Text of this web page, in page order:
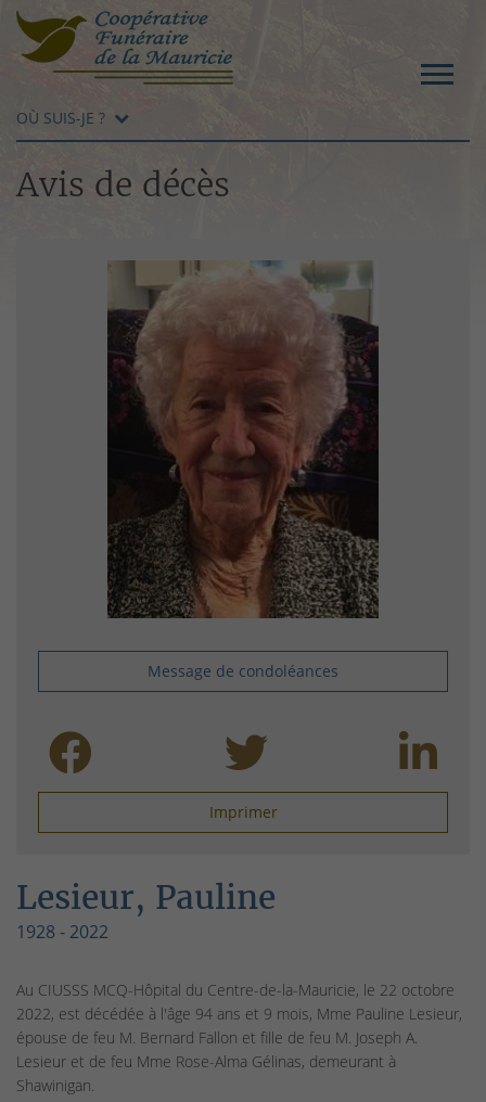
OÙ SUIS-JE ?
Avis de décès
Message de condoléances
Imprimer
Lesieur, Pauline
1928 - 2022
Au CIUSSS MCQ-Hôpital du Centre-de-la-Mauricie, le 22 octobre
2022, est décédée à l'âge 94 ans et 9 mois, Mme Pauline Lesieur,
épouse de feu M. Bernard Fallon et fille de feu M. Joseph A.
Lesieur et de feu Mme Rose-Alma Gélinas, demeurant à
Shawinigan.